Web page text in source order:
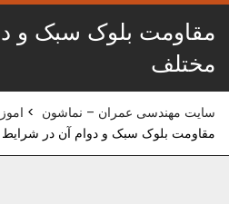
مقاومت بلوک سبک و
مختلف
سایت مهندسی عمران – نماشون >
مقاومت بلوک سبک و دوام آن در